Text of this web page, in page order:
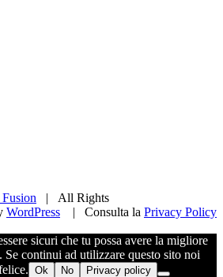
| All Rights
WordPress | Consulta la Privacy Policy
sicuri che tu possa avere la migliore
Se continui ad utilizzare questo sito noi
Ok No Privacy policy